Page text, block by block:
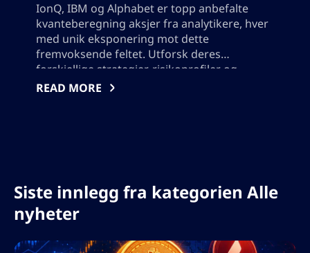
IonQ, IBM og Alphabet er topp anbefalte
kvanteberegning aksjer fra analytikere, hver
med unik eksponering mot dette
fremvoksende feltet. Utforsk deres
forskjellige strategier, risikoprofiler og
potensiale for langsiktig vekst etterhvert
anførselstegn, jeg må bruke utdataene i json,
så ikke legg til noen tegn som bryter json-
format.
READ MORE
Siste innlegg fra kategorien Alle
nyheter